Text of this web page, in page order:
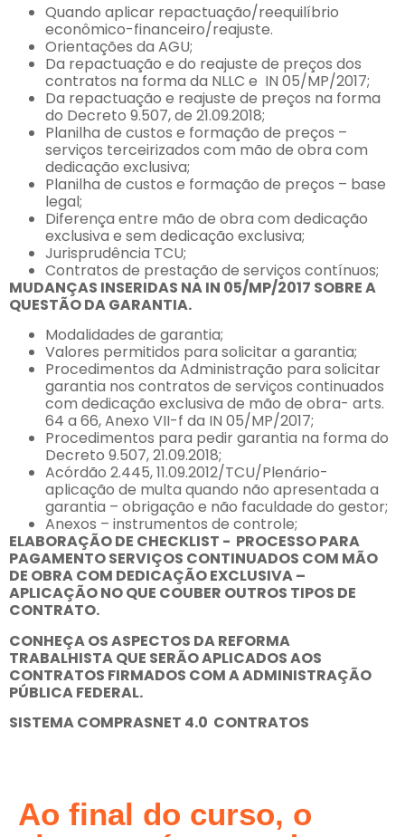
Quando aplicar repactuação/reequilíbrio
econômico-financeiro/reajuste.
Orientações da AGU;
Da repactuação e do reajuste de preços dos
contratos na forma da NLLC e IN 05/MP/2017;
Da repactuação e reajuste de preços na forma
do Decreto 9.507, de 21.09.2018;
Planilha de custos e formação de preços –
serviços terceirizados com mão de obra com
dedicação exclusiva;
Planilha de custos e formação de preços – base
legal;
Diferença entre mão de obra com dedicação
exclusiva e sem dedicação exclusiva;
Jurisprudência TCU;
Contratos de prestação de serviços contínuos;
MUDANÇAS INSERIDAS NA IN 05/MP/2017 SOBRE A
QUESTÃO DA GARANTIA.
Modalidades de garantia;
Valores permitidos para solicitar a garantia;
Procedimentos da Administração para solicitar
garantia nos contratos de serviços continuados
com dedicação exclusiva de mão de obra- arts.
64 a 66, Anexo VII-f da IN 05/MP/2017;
Procedimentos para pedir garantia na forma do
Decreto 9.507, 21.09.2018;
Acórdão 2.445, 11.09.2012/TCU/Plenário-
aplicação de multa quando não apresentada a
garantia – obrigação e não faculdade do gestor;
Anexos – instrumentos de controle;
ELABORAÇÃO DE CHECKLIST - PROCESSO PARA
PAGAMENTO SERVIÇOS CONTINUADOS COM MÃO
DE OBRA COM DEDICAÇÃO EXCLUSIVA –
APLICAÇÃO NO QUE COUBER OUTROS TIPOS DE
CONTRATO.
CONHEÇA OS ASPECTOS DA REFORMA
TRABALHISTA QUE SERÃO APLICADOS AOS
CONTRATOS FIRMADOS COM A ADMINISTRAÇÃO
PÚBLICA FEDERAL.
SISTEMA COMPRASNET 4.0 CONTRATOS
Ao final do curso, o